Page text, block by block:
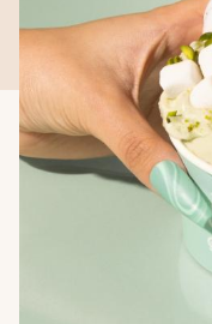
Untermenü
Untermenü